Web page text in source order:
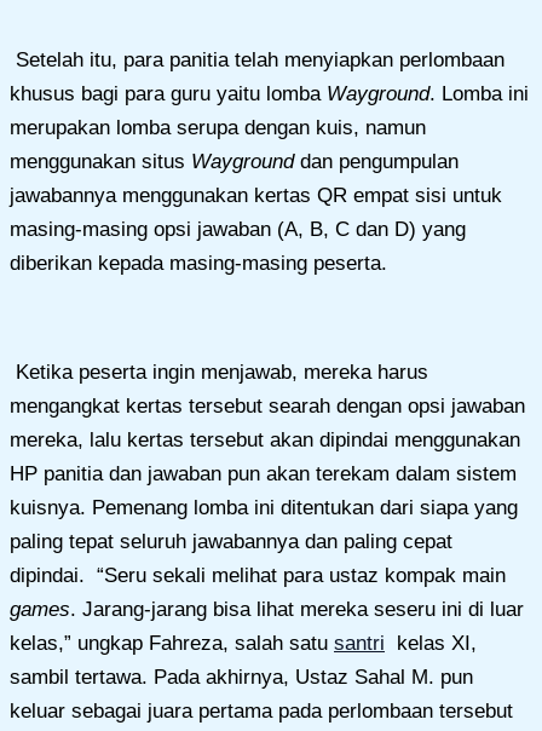
Setelah itu, para panitia telah menyiapkan perlombaan
khusus bagi para guru yaitu lomba Wayground. Lomba ini
merupakan lomba serupa dengan kuis, namun
menggunakan situs Waygrounddan pengumpulan
jawabannya menggunakan kertas QR empat sisi untuk
masing-masing opsi jawaban (A, B, C dan D) yang
diberikan kepada masing-masing peserta.
Ketika peserta ingin menjawab, mereka harus
mengangkat kertas tersebut searah dengan opsi jawaban
mereka, lalu kertas tersebut akan dipindai menggunakan
HP panitia dan jawaban pun akan terekam dalam sistem
kuisnya. Pemenang lomba ini ditentukan dari siapa yang
paling tepat seluruh jawabannya dan paling cepat
dipindai. “Seru sekali melihat para ustaz kompak main
games. Jarang-jarang bisa lihat mereka seseru ini di luar
kelas,” ungkap Fahreza, salah satu santri kelas XI,
sambil tertawa. Pada akhirnya, Ustaz Sahal M. pun
keluar sebagai juara pertama pada perlombaan tersebut